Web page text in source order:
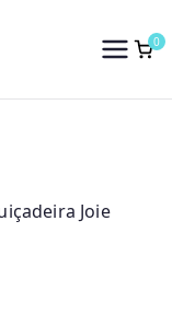
0
Joie